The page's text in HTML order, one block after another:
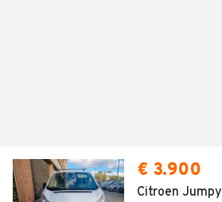
€ 3.900
Citroen Jumpy